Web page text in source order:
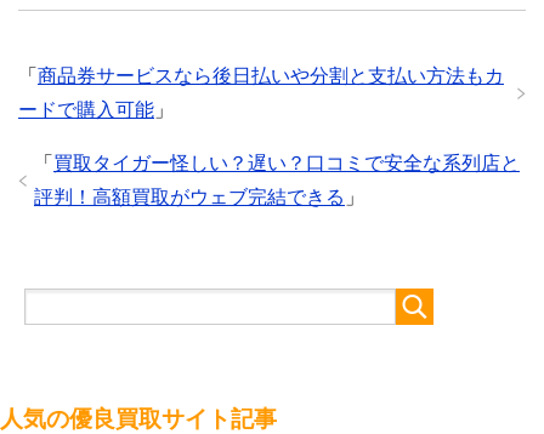
「 商品券サービスなら後日払いや分割と支払い方法もカ
ードで購入可能 」
「 買取タイガー怪しい？遅い？口コミで安全な系列店と
評判！高額買取がウェブ完結できる 」
人気の優良買取サイト記事